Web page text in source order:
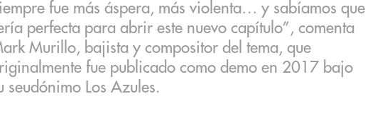
fue más áspera, más violenta… y sabíamos que
perfecta para abrir este nuevo capítulo”, comenta
Murillo, bajista y compositor del tema, que
fue publicado como demo en 2017 bajo
seudónimo Los Azules.